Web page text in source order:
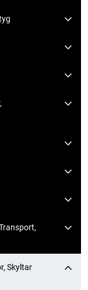
Skyltar